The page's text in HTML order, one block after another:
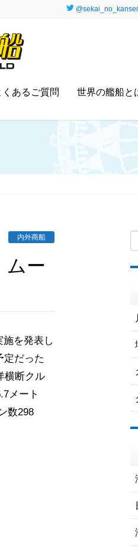
くあるご質問 世界の艦船と
内外商船
を発表し
定だった
横断クル
メート
数298